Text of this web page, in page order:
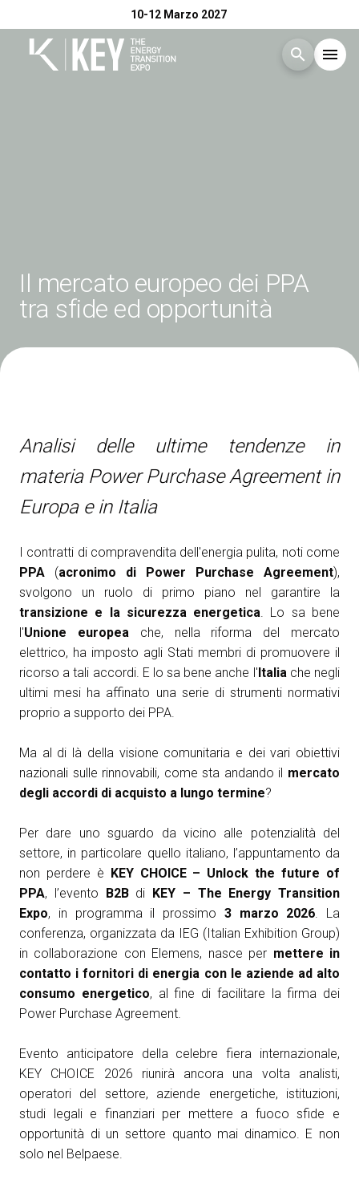
10-12 Marzo 2027
search menu
Eventi
Prenota il tuo spazio
ESPONI A KEY27 arrow_circle_right
A cura di: IT EN
Il mercato europeo dei PPA
tra sfide ed opportunità
Analisi delle ultime tendenze in
materia Power Purchase Agreement in
Europa e in Italia
I contratti di compravendita dell'energia pulita, noti come
PPA (acronimo di Power Purchase Agreement),
svolgono un ruolo di primo piano nel garantire la
transizione e la sicurezza energetica. Lo sa bene
l'Unione europeache, nella riforma del mercato
elettrico, ha imposto agli Stati membri di promuovere il
ricorso a tali accordi. E lo sa bene anche l'Italiache negli
ultimi mesi ha affinato una serie di strumenti normativi
proprio a supporto dei PPA.
Ma al di là della visione comunitaria e dei vari obiettivi
nazionali sulle rinnovabili, come sta andando il mercato
degli accordi di acquisto a lungo termine?
Per dare uno sguardo da vicino alle potenzialità del
settore, in particolare quello italiano, l’appuntamento da
non perdere è KEY CHOICE – Unlock the future of
PPA, l’evento B2Bdi KEY – The Energy Transition
Expo, in programma il prossimo 3 marzo 2026. La
conferenza, organizzata da IEG (Italian Exhibition Group)
in collaborazione con Elemens, nasce per mettere in
contatto i fornitori di energia con le aziende ad alto
consumo energetico, al fine di facilitare la firma dei
Power Purchase Agreement.
Evento anticipatore della celebre fiera internazionale,
KEY CHOICE 2026 riunirà ancora una volta analisti,
operatori del settore, aziende energetiche, istituzioni,
studi legali e finanziari per mettere a fuoco sfide e
opportunità di un settore quanto mai dinamico. E non
solo nel Belpaese.